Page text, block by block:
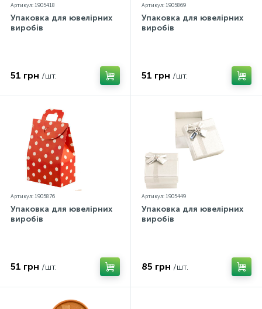
Артикул: 1905418
Упаковка для ювелірних
виробів
51 грн /шт.
Артикул: 1905869
Упаковка для ювелірних
виробів
51 грн /шт.
Артикул: 1905876
Упаковка для ювелірних
виробів
51 грн /шт.
Артикул: 1905449
Упаковка для ювелірних
виробів
85 грн /шт.